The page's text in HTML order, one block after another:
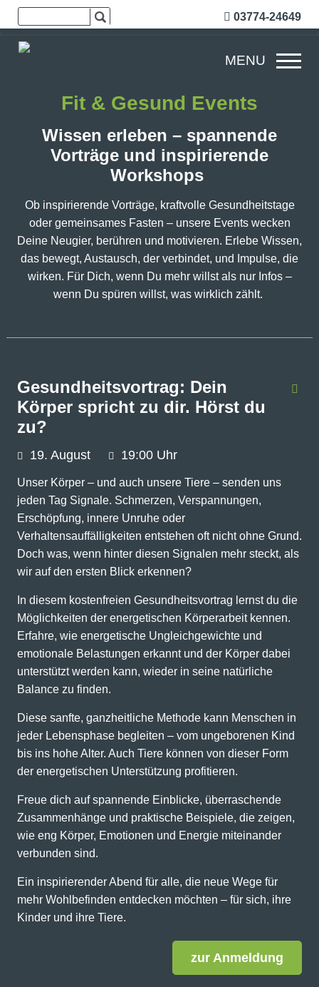
03774-24649
MENU
Fit & Gesund Events
Wissen erleben – spannende
Vorträge und inspirierende
Workshops
Ob inspirierende Vorträge, kraftvolle Gesundheitstage
oder gemeinsames Fasten – unsere Events wecken
Deine Neugier, berühren und motivieren. Erlebe Wissen,
das bewegt, Austausch, der verbindet, und Impulse, die
wirken. Für Dich, wenn Du mehr willst als nur Infos –
wenn Du spüren willst, was wirklich zählt.
Gesundheitsvortrag: Dein
Körper spricht zu dir. Hörst du
zu?
19. August 19:00 Uhr
Unser Körper – und auch unsere Tiere – senden uns
jeden Tag Signale. Schmerzen, Verspannungen,
Erschöpfung, innere Unruhe oder
Verhaltensauffälligkeiten entstehen oft nicht ohne Grund.
Doch was, wenn hinter diesen Signalen mehr steckt, als
wir auf den ersten Blick erkennen?
In diesem kostenfreien Gesundheitsvortrag lernst du die
Möglichkeiten der energetischen Körperarbeit kennen.
Erfahre, wie energetische Ungleichgewichte und
emotionale Belastungen erkannt und der Körper dabei
unterstützt werden kann, wieder in seine natürliche
Balance zu finden.
Diese sanfte, ganzheitliche Methode kann Menschen in
jeder Lebensphase begleiten – vom ungeborenen Kind
bis ins hohe Alter. Auch Tiere können von dieser Form
der energetischen Unterstützung profitieren.
Freue dich auf spannende Einblicke, überraschende
Zusammenhänge und praktische Beispiele, die zeigen,
wie eng Körper, Emotionen und Energie miteinander
verbunden sind.
Ein inspirierender Abend für alle, die neue Wege für
mehr Wohlbefinden entdecken möchten – für sich, ihre
Kinder und ihre Tiere.
zur Anmeldung